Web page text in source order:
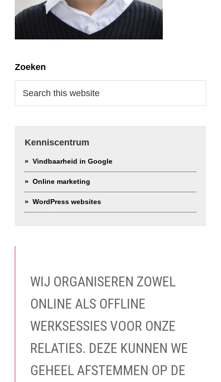
Primary
Zoeken
this
website
Kenniscentrum
Vindbaarheid in Google
Online marketing
WordPress websites
WIJ ORGANISEREN ZOWEL
ONLINE ALS OFFLINE
WERKSESSIES VOOR ONZE
RELATIES. DEZE KUNNEN WE
GEHEEL AFSTEMMEN OP DE